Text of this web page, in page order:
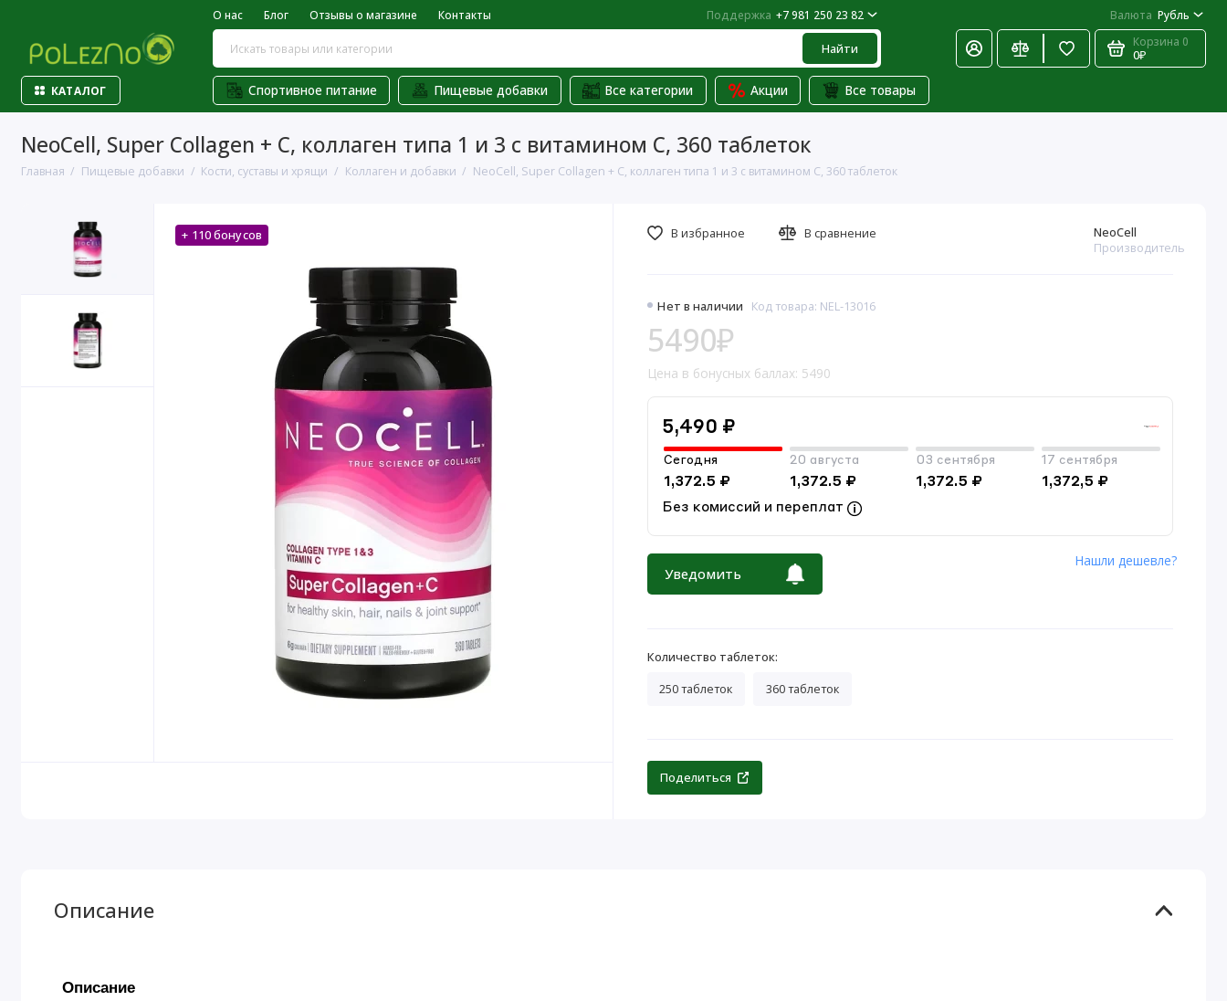
О нас Блог Отзывы о магазине Контакты Поддержка +7 981 250 23 82 Валюта Рубль
Найти Корзина 0
0₽
КАТАЛОГ Спортивное питание Пищевые добавки Все категории Акции Все товары
NeoCell, Super Collagen + C, коллаген типа 1 и 3 с витамином C, 360 таблеток
Главная Пищевые добавки Кости, суставы и хрящи Коллаген и добавки NeoCell, Super Collagen + C, коллаген типа 1 и 3 с витамином C, 360 таблеток
+ 110 бонусов
Нет в наличии Код товара: NEL-13016
NeoCell
Производитель
5490₽
Цена в бонусных баллах: 5490
5,490 ₽
Сегодня
1,372.5 ₽
20 августа
1,372.5 ₽
03 сентября
1,372.5 ₽
17 сентября
1,372,5 ₽
Без комиссий и переплат
Уведомить
Нашли дешевле?
В избранное В сравнение
Количество таблеток:
250 таблеток
360 таблеток
Поделиться
Описание
Описание